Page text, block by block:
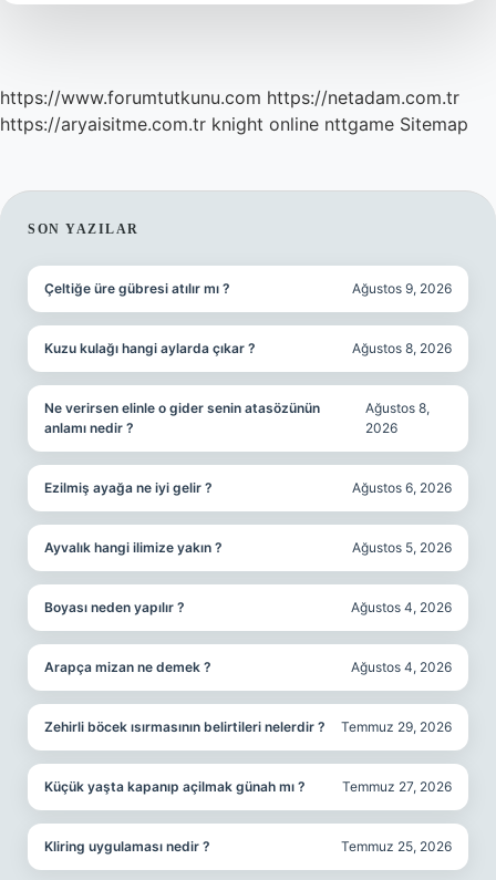
https://www.forumtutkunu.com https://netadam.com.tr
https://aryaisitme.com.tr knight online nttgame Sitemap
SIDEBAR
SON YAZILAR
Çeltiğe üre gübresi atılır mı ? Ağustos 9, 2026
Kuzu kulağı hangi aylarda çıkar ? Ağustos 8, 2026
Ne verirsen elinle o gider senin atasözünün
anlamı nedir ?
Ağustos 8,
2026
Ezilmiş ayağa ne iyi gelir ? Ağustos 6, 2026
Ayvalık hangi ilimize yakın ? Ağustos 5, 2026
Boyası neden yapılır ? Ağustos 4, 2026
Arapça mizan ne demek ? Ağustos 4, 2026
Zehirli böcek ısırmasının belirtileri nelerdir ? Temmuz 29, 2026
Küçük yaşta kapanıp açilmak günah mı ? Temmuz 27, 2026
Kliring uygulaması nedir ? Temmuz 25, 2026